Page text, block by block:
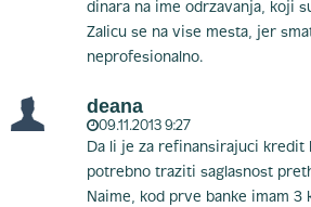
dinara na ime odrzavanja, koji
Zalicu se na vise mesta, jer
neprofesionalno.
deana
09.11.2013 9:27
Da li je za refinansirajuci kredit
potrebno traziti saglasnost
Naime, kod prve banke imam 3